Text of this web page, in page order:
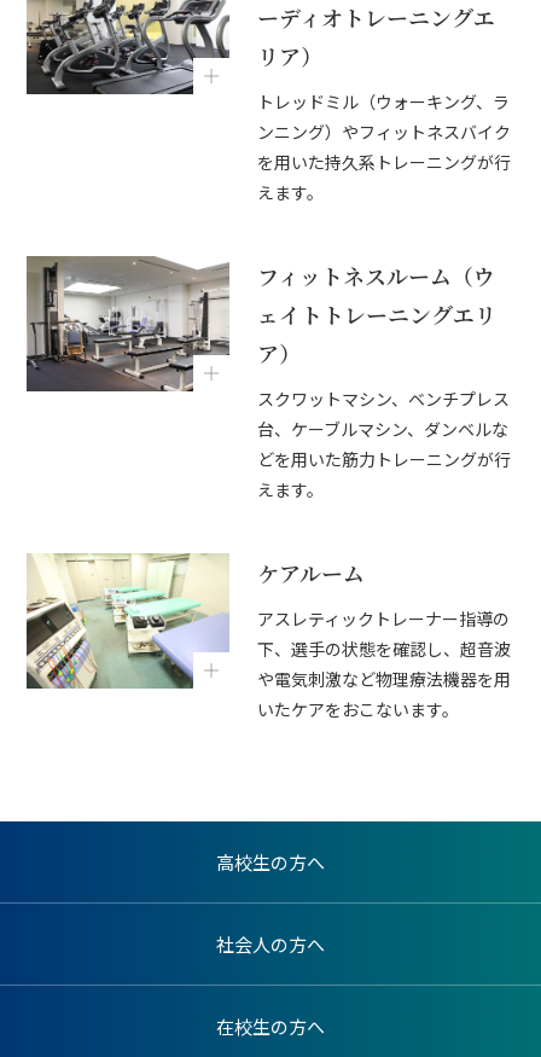
ーディオトレーニングエ
リア）
トレッドミル（ウォーキング、ラ
ンニング）やフィットネスバイク
を用いた持久系トレーニングが行
えます。
フィットネスルーム（ウ
ェイトトレーニングエリ
ア）
スクワットマシン、ベンチプレス
台、ケーブルマシン、ダンベルな
どを用いた筋力トレーニングが行
えます。
ケアルーム
アスレティックトレーナー指導の
下、選手の状態を確認し、超音波
や電気刺激など物理療法機器を用
いたケアをおこないます。
高校生の方へ
社会人の方へ
在校生の方へ